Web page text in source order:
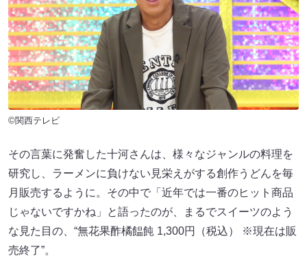
©関西テレビ
その言葉に発奮した十河さんは、様々なジャンルの料理を
研究し、ラーメンに負けない見栄えがする創作うどんを毎
月販売するように。その中で「近年では一番のヒット商品
じゃないですかね」と語ったのが、まるでスイーツのよう
な見た目の、“無花果酢橘饂飩 1,300円（税込） ※現在は販
売終了”。